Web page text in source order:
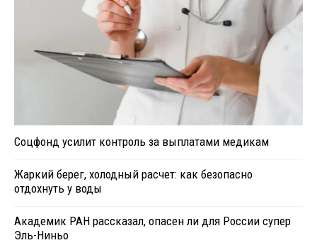
Соцфонд усилит контроль за выплатами медикам
Жаркий берег, холодный расчет: как безопасно
отдохнуть у воды
Академик РАН рассказал, опасен ли для России супер
Эль-Ниньо